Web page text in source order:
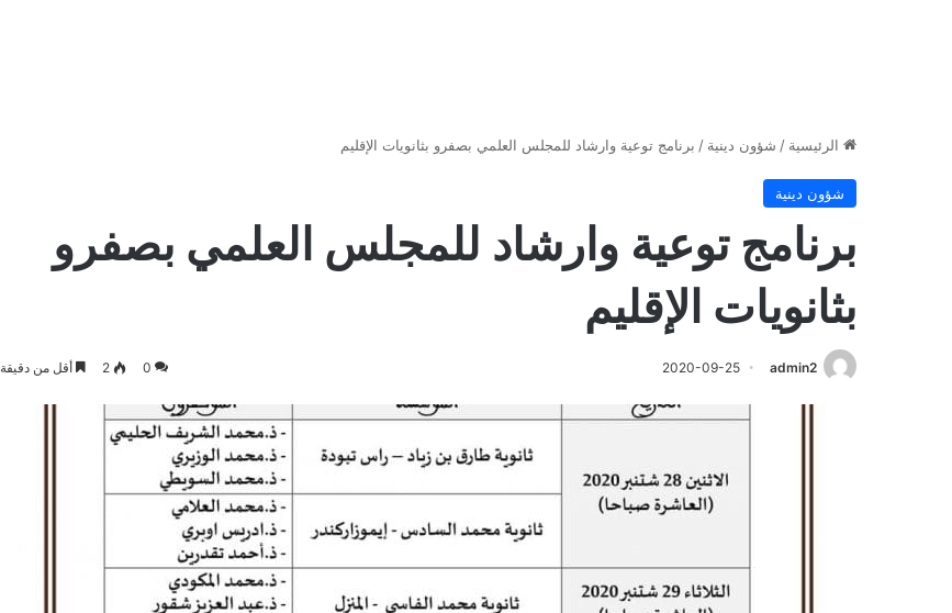
الرئيسية / شؤون دينية / برنامج توعية وارشاد للمجلس العلمي بصفرو بثانويات الإقليم
شؤون دينية
برنامج توعية وارشاد للمجلس العلمي بصفرو
بثانويات الإقليم
admin2
2020-09-25
0
2 أقل من دقيقة